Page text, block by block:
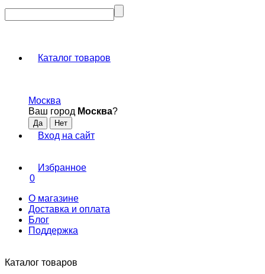
Каталог товаров
Москва
Ваш город Москва?
Вход на сайт
Избранное
0
О магазине
Доставка и оплата
Блог
Поддержка
Каталог товаров